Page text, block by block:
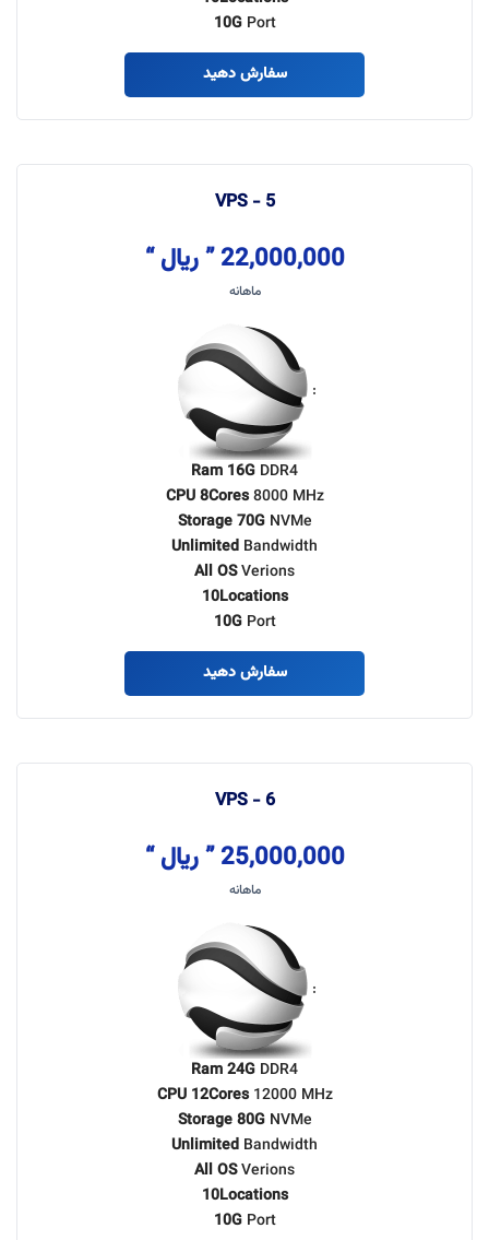
10G Port
سفارش دهید
VPS - 5
22,000,000 ” ریال “
ماهانه
:
Ram 16G DDR4
CPU 8Cores8000 MHz
Storage 70GNVMe
Unlimited Bandwidth
All OSVerions
10Locations
10G Port
سفارش دهید
VPS - 6
25,000,000 ” ریال “
ماهانه
:
Ram 24G DDR4
CPU 12Cores12000 MHz
Storage 80GNVMe
Unlimited Bandwidth
All OSVerions
10Locations
10G Port